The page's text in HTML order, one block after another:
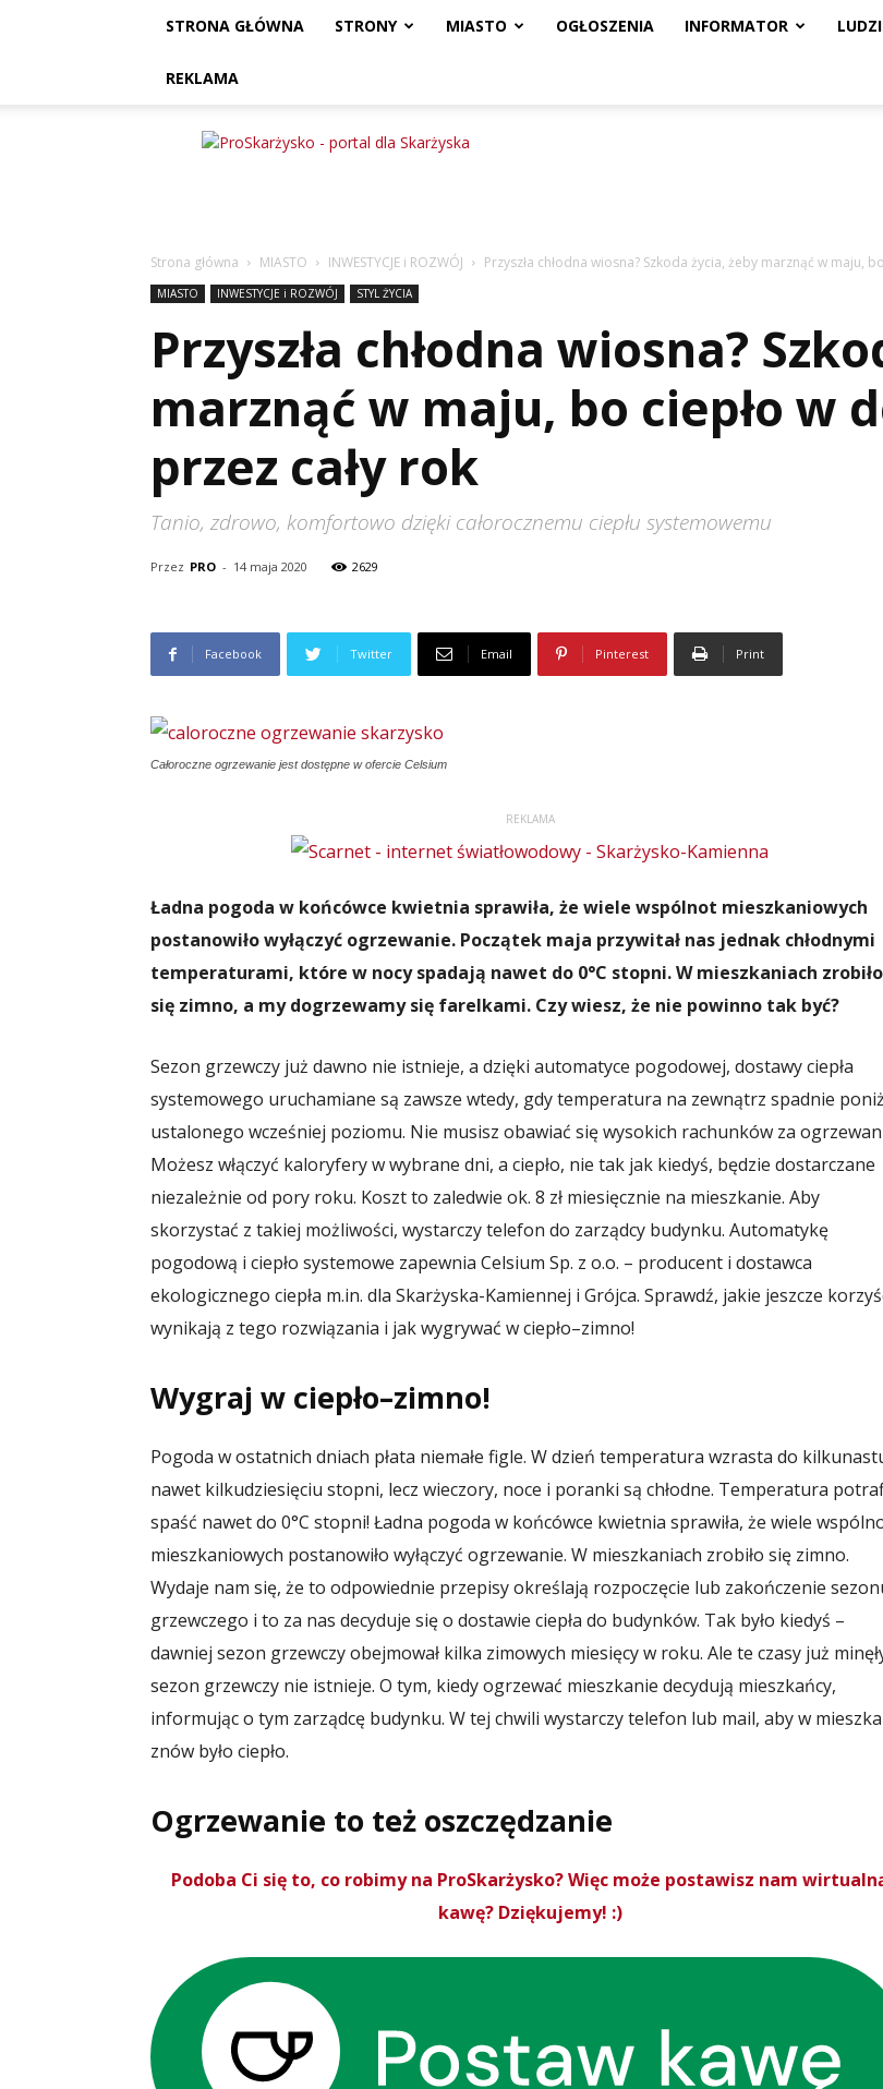
STRONA GŁÓWNA STRONY MIASTO OGŁOSZENIA INFORMATOR
REKLAMA
ProSkarżysko
Strona główna MIASTO INWESTYCJE i ROZWÓJ Przyszła chłodna wiosna? Szkoda życia, żeby marznąć w maju,
MIASTO INWESTYCJE i ROZWÓJ STYL ŻYCIA
Przyszła chłodna wiosna?
marznąć w maju, bo ciepło w
przez cały rok
Tanio, zdrowo, komfortowo dzięki całorocznemu ciepłu systemowemu
Przez PRO - 14 maja 2020 2629
Facebook Twitter Email Pinterest Print
Całoroczne ogrzewanie jest dostępne w ofercie Celsium
REKLAMA
Ładna pogoda w końcówce kwietnia sprawiła, że wiele wspólnot mieszkaniowych
postanowiło wyłączyć ogrzewanie. Początek maja przywitał nas jednak chłodnymi
temperaturami, które w nocy spadają nawet do 0°C stopni. W mieszkaniach zrobiło
się zimno, a my dogrzewamy się farelkami. Czy wiesz, że nie powinno tak być?
Sezon grzewczy już dawno nie istnieje, a dzięki automatyce pogodowej, dostawy ciepła
systemowego uruchamiane są zawsze wtedy, gdy temperatura na zewnątrz spadnie
ustalonego wcześniej poziomu. Nie musisz obawiać się wysokich rachunków za
Możesz włączyć kaloryfery w wybrane dni, a ciepło, nie tak jak kiedyś, będzie dostarczane
niezależnie od pory roku. Koszt to zaledwie ok. 8 zł miesięcznie na mieszkanie. Aby
skorzystać z takiej możliwości, wystarczy telefon do zarządcy budynku. Automatykę
pogodową i ciepło systemowe zapewnia Celsium Sp. z o.o. – producent i dostawca
ekologicznego ciepła m.in. dla Skarżyska-Kamiennej i Grójca. Sprawdź, jakie jeszcze
wynikają z tego rozwiązania i jak wygrywać w ciepło–zimno!
Wygraj w ciepło–zimno!
Pogoda w ostatnich dniach płata niemałe figle. W dzień temperatura wzrasta do
nawet kilkudziesięciu stopni, lecz wieczory, noce i poranki są chłodne. Temperatura
spaść nawet do 0°C stopni! Ładna pogoda w końcówce kwietnia sprawiła, że wiele
mieszkaniowych postanowiło wyłączyć ogrzewanie. W mieszkaniach zrobiło się zimno.
Wydaje nam się, że to odpowiednie przepisy określają rozpoczęcie lub zakończenie
grzewczego i to za nas decyduje się o dostawie ciepła do budynków. Tak było kiedyś –
dawniej sezon grzewczy obejmował kilka zimowych miesięcy w roku. Ale te czasy już
sezon grzewczy nie istnieje. O tym, kiedy ogrzewać mieszkanie decydują mieszkańcy,
informując o tym zarządcę budynku. W tej chwili wystarczy telefon lub mail, aby w
znów było ciepło.
Ogrzewanie to też oszczędzanie
Podoba Ci się to, co robimy na ProSkarżysko? Więc może postawisz nam
kawę? Dziękujemy! :)